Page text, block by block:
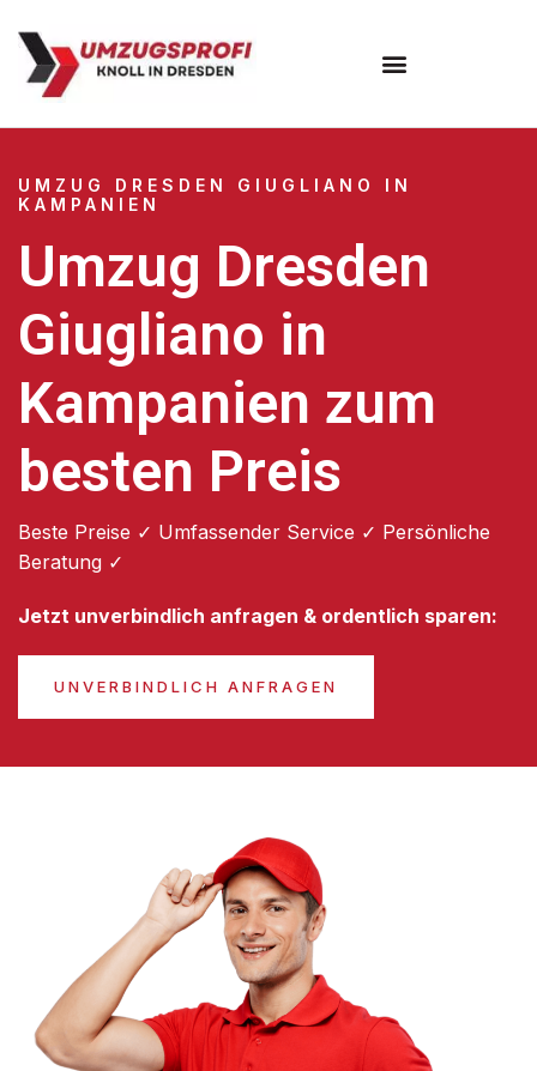
UMZUG DRESDEN GIUGLIANO IN
KAMPANIEN
Umzug Dresden
Giugliano in
Kampanien zum
besten Preis
Beste Preise ✓ Umfassender Service ✓ Persönliche
Beratung ✓
Jetzt unverbindlich anfragen & ordentlich sparen:
UNVERBINDLICH ANFRAGEN